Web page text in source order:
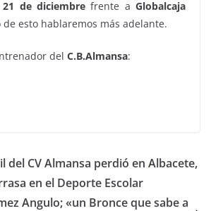
21 de diciembre frente aGlobalcaja
de esto hablaremos más adelante.
del C.B.Almansa:
del CV Almansa perdió en Albacete,
en el Deporte Escolar
Angulo; «un Bronce que sabe a